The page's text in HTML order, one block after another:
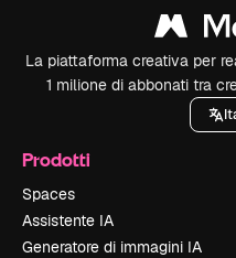
La piattaforma creativa per
1 milione di abbonati tra
Prodotti
Spaces
Assistente IA
Generatore di immagini IA